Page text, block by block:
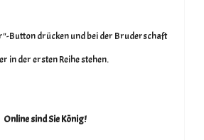
Button drücken und bei der Bruderschaft
in der ersten Reihe stehen.
Online sind Sie König!